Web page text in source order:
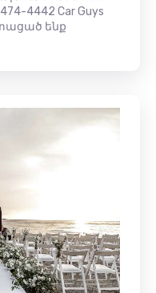
474-4442 Car Guys
ենք